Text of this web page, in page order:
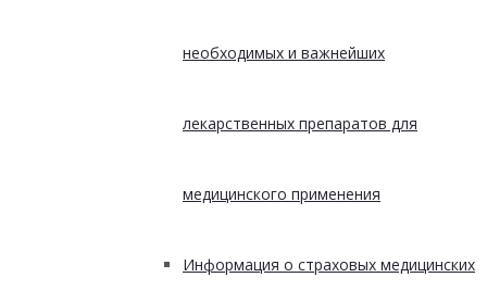
необходимых и важнейших
лекарственных препаратов для
медицинского применения
Информация о страховых медицинских